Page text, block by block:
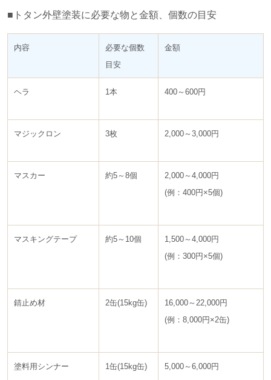
■トタン外壁塗装に必要な物と金額、個数の目安
内容
必要な個数
目安
金額
ヘラ 1本 400～600円
マジックロン 3枚 2,000～3,000円
マスカー 約5～8個
2,000～4,000円
(例：400円×5個)
マスキングテープ 約5～10個
1,500～4,000円
(例：300円×5個)
錆止め材 2缶(15kg缶)
16,000～22,000円
(例：8,000円×2缶)
塗料用シンナー 1缶(15kg缶) 5,000～6,000円